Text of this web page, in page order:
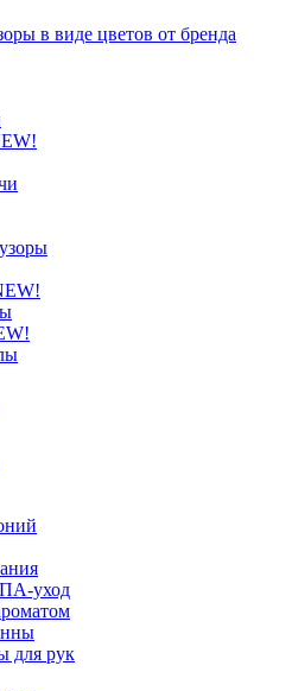
в виде цветов от бренда
уход
для рук